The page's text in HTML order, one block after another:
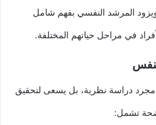
المرشد النفسي بفهم شامل
في مراحل حياتهم المختلفة.
دراسة نظرية، بل يسعى لتحقيق
تشمل: